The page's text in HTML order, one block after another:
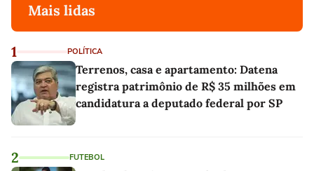
Mais lidas
1 POLÍTICA
Terrenos, casa e apartamento: Datena
registra patrimônio de R$ 35 milhões em
candidatura a deputado federal por SP
2 FUTEBOL